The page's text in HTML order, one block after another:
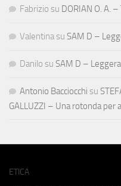
Fabrizio su DORIAN O. A. –
Valentina su SAM D –
Danilo su SAM D –
Antonio Bacciocchi su
GALLUZZI – Una rotonda per
ETICA